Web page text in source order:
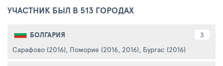
УЧАСТНИК БЫЛ В 513 ГОРОДАХ
БОЛГАРИЯ 3
Сарафово (2016), Поморие (2016, 2016), Бургас (2016)